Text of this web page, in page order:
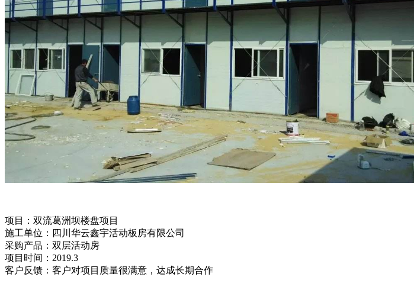
项目： 双流葛洲坝楼盘项目
施工单位： 四川华云鑫宇活动板房有限公司
采购产品：双层活动房
项目时间：2019.3
客户反馈：客户对项目质量很满意，达成长期合作